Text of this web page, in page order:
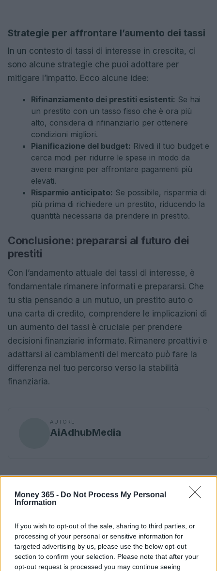
Money 365 - Do Not Process My Personal
Information
If you wish to opt-out of the sale, sharing to third parties, or
processing of your personal or sensitive information for
targeted advertising by us, please use the below opt-out
section to confirm your selection. Please note that after your
opt-out request is processed you may continue seeing
Strategie per affrontare l’aumento dei tassi
In un contesto di tassi di interesse in crescita, ci
sono alcune strategie che puoi adottare per
mitigare l’impatto. Ecco alcune idee:
Rifinanziamento dei prestiti esistenti: Se hai
un prestito con un tasso fisso che è ora più
alto, considera di rifinanziarlo per ottenere
condizioni migliori.
Pianificazione del budget: Rivedi il tuo budget e
cerca modi per ridurre le spese in modo da
avere margine per affrontare pagamenti più
elevati.
Risparmio anticipato: Se possibile, risparmia di
più prima di richiedere un prestito, riducendo la
quantità necessaria da prendere in prestito.
Conclusione: prepararsi al futuro dei
prestiti
Con l’andamento attuale dei tassi di interesse, è
fondamentale rimanere informati e prepararsi. Che
tu stia pensando a un mutuo, un prestito auto o
una carta di credito, comprendere le implicazioni di
un aumento dei tassi è cruciale per prendere
decisioni finanziarie informate. Rimanere proattivi e
adattarsi ai cambiamenti del mercato può fare la
differenza nel tuo percorso verso la stabilità
finanziaria.
AUTORE
AiAdhubMedia